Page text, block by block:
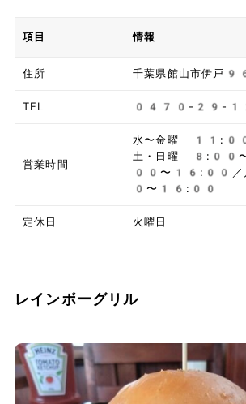
項目 情報
住所 千葉県館山市伊
TEL 0470-29-
営業時間
水〜金曜
土・日曜
00〜16:00
0〜16:00
定休日 火曜日
レインボーグリル